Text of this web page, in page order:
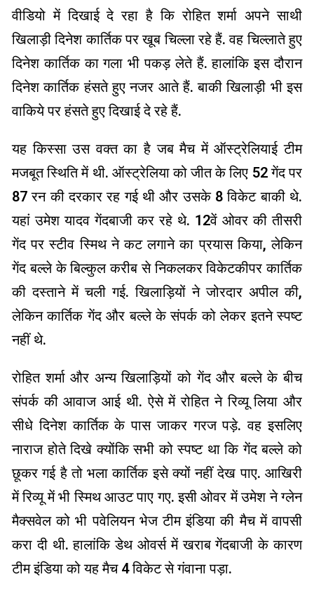
वीडियो में दिखाई दे रहा है कि रोहित शर्मा अपने साथी
खिलाड़ी दिनेश कार्तिक पर खूब चिल्ला रहे हैं. वह चिल्लाते हुए
दिनेश कार्तिक का गला भी पकड़ लेते हैं. हालांकि इस दौरान
दिनेश कार्तिक हंसते हुए नजर आते हैं. बाकी खिलाड़ी भी इस
वाकिये पर हंसते हुए दिखाई दे रहे हैं.
यह किस्सा उस वक्त का है जब मैच में ऑस्ट्रेलियाई टीम
मजबूत स्थिति में थी. ऑस्ट्रेलिया को जीत के लिए 52 गेंद पर
87 रन की दरकार रह गई थी और उसके 8 विकेट बाकी थे.
यहां उमेश यादव गेंदबाजी कर रहे थे. 12वें ओवर की तीसरी
गेंद पर स्टीव स्मिथ ने कट लगाने का प्रयास किया, लेकिन
गेंद बल्ले के बिल्कुल करीब से निकलकर विकेटकीपर कार्तिक
की दस्ताने में चली गई. खिलाड़ियों ने जोरदार अपील की,
लेकिन कार्तिक गेंद और बल्ले के संपर्क को लेकर इतने स्पष्ट
नहीं थे.
रोहित शर्मा और अन्य खिलाड़ियों को गेंद और बल्ले के बीच
संपर्क की आवाज आई थी. ऐसे में रोहित ने रिव्यू लिया और
सीधे दिनेश कार्तिक के पास जाकर गरज पड़े. वह इसलिए
नाराज होते दिखे क्योंकि सभी को स्पष्ट था कि गेंद बल्ले को
छूकर गई है तो भला कार्तिक इसे क्यों नहीं देख पाए. आखिरी
में रिव्यू में भी स्मिथ आउट पाए गए. इसी ओवर में उमेश ने ग्लेन
मैक्सवेल को भी पवेलियन भेज टीम इंडिया की मैच में वापसी
करा दी थी. हालांकि डेथ ओवर्स में खराब गेंदबाजी के कारण
टीम इंडिया को यह मैच 4 विकेट से गंवाना पड़ा.